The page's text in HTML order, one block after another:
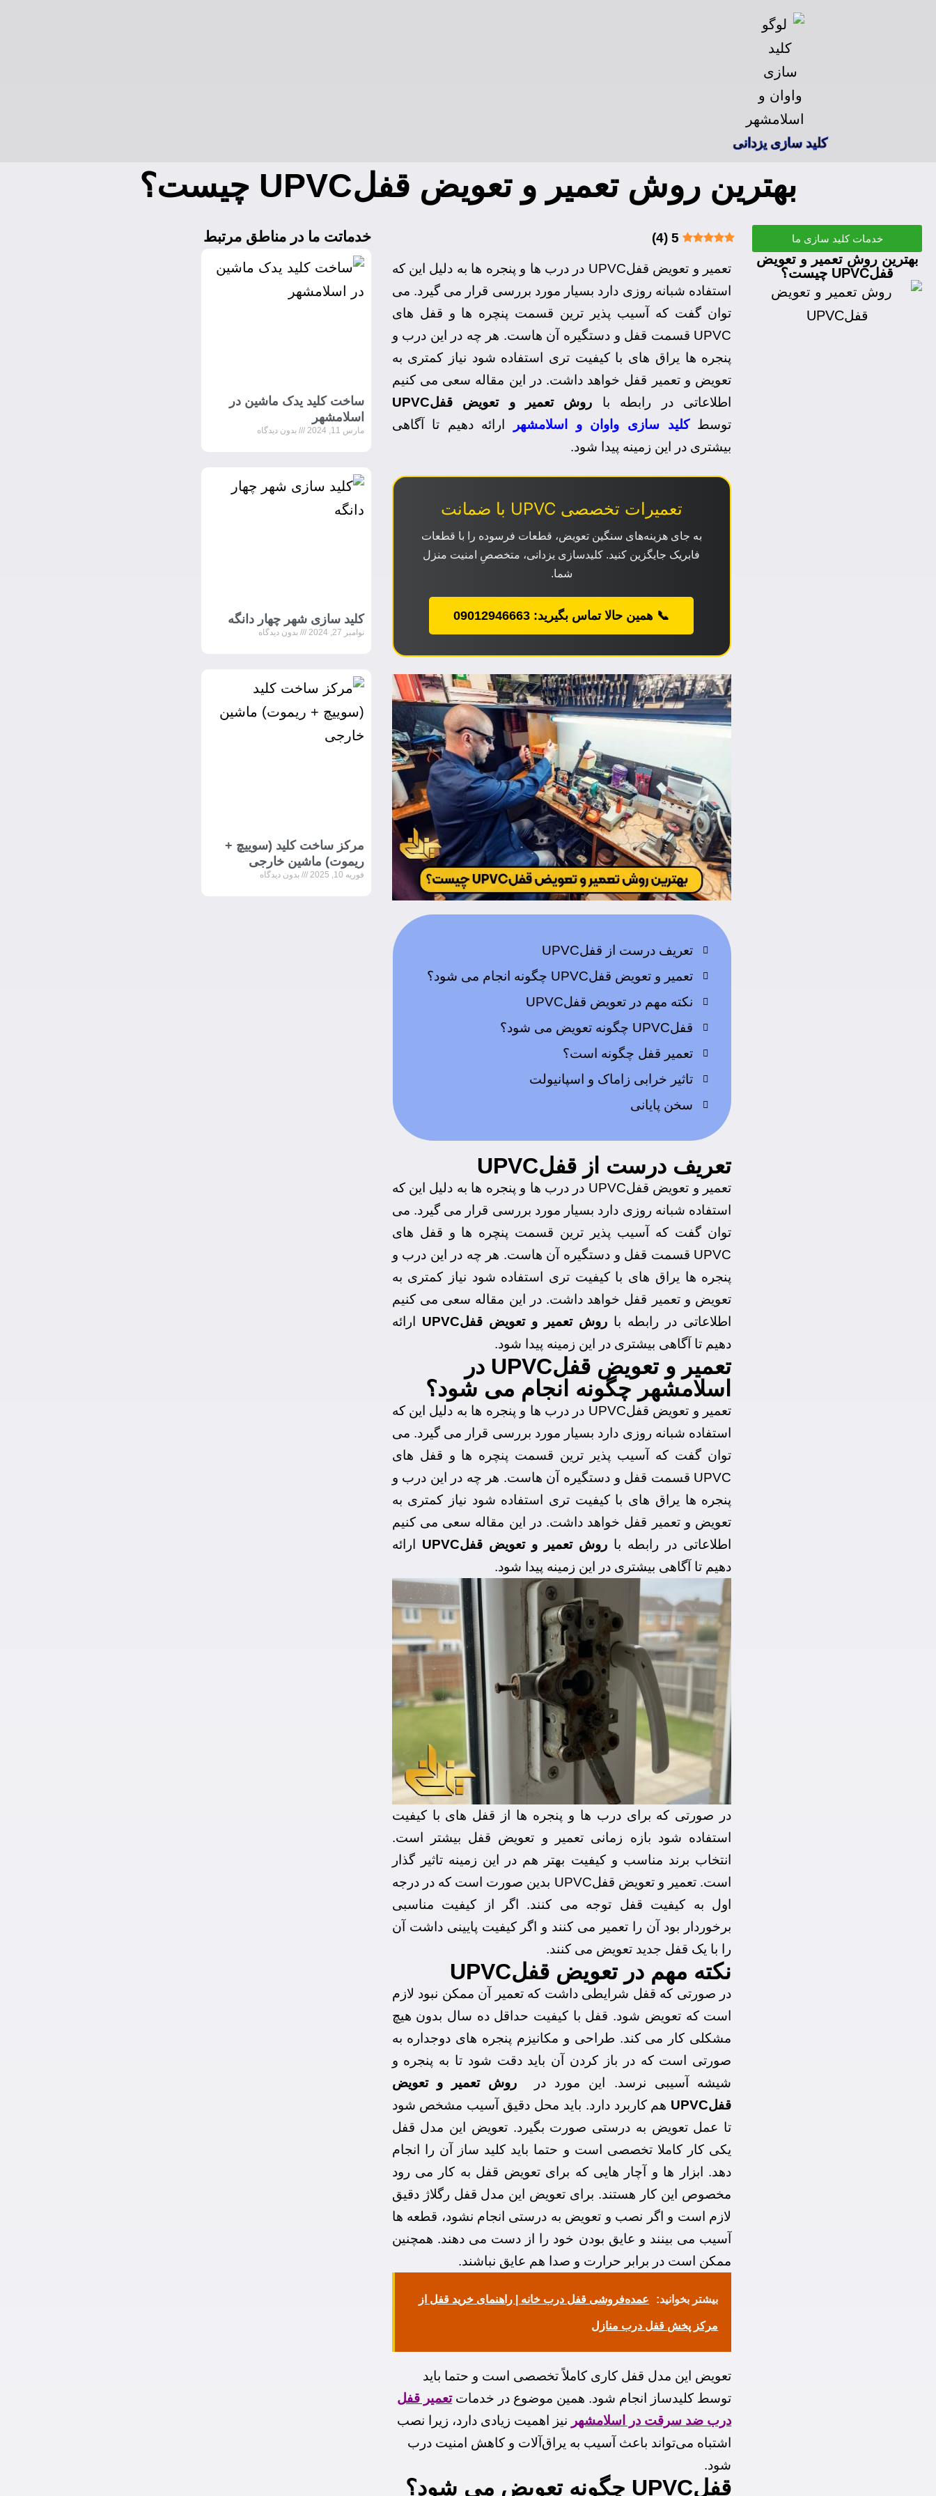
کلید سازی یزدانی
بهترین روش تعمیر و تعویض قفلUPVC چیست؟
خدمات کلید سازی ما
بهترین روش تعمیر و تعویض
قفلUPVC چیست؟
5
(
4
)
تعمیر و تعویض قفلUPVC در درب ها و پنجره ها به دلیل این که
استفاده شبانه روزی دارد بسیار مورد بررسی قرار می گیرد. می
توان گفت که آسیب پذیر ترین قسمت پنچره ها و قفل های
UPVC قسمت قفل و دستگیره آن هاست. هر چه در این درب و
پنجره ها یراق های با کیفیت تری استفاده شود نیاز کمتری به
تعویض و تعمیر قفل خواهد داشت. در این مقاله سعی می کنیم
اطلاعاتی در رابطه با روش تعمیر و تعویض قفلUPVC
توسط کلید سازی واوان و اسلامشهر
ارائه دهیم تا آگاهی
بیشتری در این زمینه پیدا شود.
تعمیرات تخصصی UPVC با ضمانت
به جای هزینه‌های سنگین تعویض، قطعات فرسوده را با قطعات
فابریک جایگزین کنید. کلیدسازی یزدانی، متخصصِ امنیت منزل
شما.
📞 همین حالا تماس بگیرید: 09012946663
تعریف درست از قفلUPVC
تعمیر و تعویض قفلUPVC چگونه انجام می شود؟
نکته مهم در تعویض قفلUPVC
قفلUPVC چگونه تعویض می شود؟
تعمیر قفل چگونه است؟
تاثیر خرابی زاماک و اسپانیولت
سخن پایانی
تعریف درست از قفلUPVC
تعمیر و تعویض قفلUPVC در درب ها و پنجره ها به دلیل این که
استفاده شبانه روزی دارد بسیار مورد بررسی قرار می گیرد. می
توان گفت که آسیب پذیر ترین قسمت پنچره ها و قفل های
UPVC قسمت قفل و دستگیره آن هاست. هر چه در این درب و
پنجره ها یراق های با کیفیت تری استفاده شود نیاز کمتری به
تعویض و تعمیر قفل خواهد داشت. در این مقاله سعی می کنیم
اطلاعاتی در رابطه باروش تعمیر و تعویض قفلUPVC
ارائه
دهیم تا آگاهی بیشتری در این زمینه پیدا شود.
تعمیر و تعویض قفلUPVC در
اسلامشهر چگونه انجام می شود؟
تعمیر و تعویض قفلUPVC در درب ها و پنجره ها به دلیل این که
استفاده شبانه روزی دارد بسیار مورد بررسی قرار می گیرد. می
توان گفت که آسیب پذیر ترین قسمت پنچره ها و قفل های
UPVC قسمت قفل و دستگیره آن هاست. هر چه در این درب و
پنجره ها یراق های با کیفیت تری استفاده شود نیاز کمتری به
تعویض و تعمیر قفل خواهد داشت. در این مقاله سعی می کنیم
اطلاعاتی در رابطه باروش تعمیر و تعویض قفلUPVC
ارائه
دهیم تا آگاهی بیشتری در این زمینه پیدا شود.
در صورتی که برای درب ها و پنجره ها از قفل های با کیفیت
استفاده شود بازه زمانی تعمیر و تعویض قفل بیشتر است.
انتخاب برند مناسب و کیفیت بهتر هم در این زمینه تاثیر گذار
است. تعمیر و تعویض قفلUPVC بدین صورت است که در درجه
اول به کیفیت قفل توجه می کنند. اگر از کیفیت مناسبی
برخوردار بود آن را تعمیر می کنند و اگر کیفیت پایینی داشت آن
را با یک قفل جدید تعویض می کنند.
نکته مهم در تعویض قفلUPVC
در صورتی که قفل شرایطی داشت که تعمیر آن ممکن نبود لازم
است که تعویض شود. قفل با کیفیت حداقل ده سال بدون هیچ
مشکلی کار می کند. طراحی و مکانیزم پنجره های دوجداره به
صورتی است که در باز کردن آن باید دقت شود تا به پنجره و
شیشه آسیبی نرسد. این مورد در روش تعمیر و تعویض
قفلUPVC
هم کاربرد دارد. باید محل دقیق آسیب مشخص شود
تا عمل تعویض به درستی صورت بگیرد. تعویض این مدل قفل
یکی کار کاملا تخصصی است و حتما باید کلید ساز آن را انجام
دهد. ابزار ها و آچار هایی که برای تعویض قفل به کار می رود
مخصوص این کار هستند. برای تعویض این مدل قفل رگلاژ دقیق
لازم است و اگر نصب و تعویض به درستی انجام نشود، قطعه ها
آسیب می بینند و عایق بودن خود را از دست می دهند. همچنین
ممکن است در برابر حرارت و صدا هم عایق نباشند.
بیشتر بخوانید: عمده‌فروشی قفل درب خانه | راهنمای خرید قفل از
مرکز پخش قفل درب منازل
تعویض این مدل قفل کاری کاملاً تخصصی است و حتما باید
توسط کلیدساز انجام شود. همین موضوع در خدماتتعمیر قفل
درب ضد سرقت در اسلامشهر نیز اهمیت زیادی دارد، زیرا نصب
اشتباه می‌تواند باعث آسیب به یراق‌آلات و کاهش امنیت درب
شود.
قفلUPVC چگونه تعویض می شود؟
خدماتت ما در مناطق مرتبط
ساخت کلید یدک ماشین در
اسلامشهر
مارس 11, 2024 بدون دیدگاه
کلید سازی شهر چهار دانگه
نوامبر 27, 2024 بدون دیدگاه
مرکز ساخت کلید (سوییچ +
ریموت) ماشین خارجی
فوریه 10, 2025 بدون دیدگاه